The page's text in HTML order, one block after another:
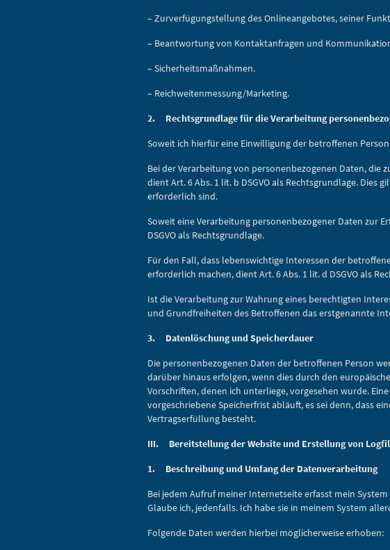
– Zurverfügungstellung des Onlineangebotes, seiner
– Beantwortung von Kontaktanfragen und
– Sicherheitsmaßnahmen.
– Reichweitenmessung/Marketing.
2. Rechtsgrundlage für die Verarbeitung
Soweit ich hierfür eine Einwilligung der betroffenen
Bei der Verarbeitung von personenbezogenen Daten, die
dient Art. 6 Abs. 1 lit. b DSGVO als Rechtsgrundlage.
erforderlich sind.
Soweit eine Verarbeitung personenbezogener Daten zur
DSGVO als Rechtsgrundlage.
Für den Fall, dass lebenswichtige Interessen der
erforderlich machen, dient Art. 6 Abs. 1 lit. d DSGVO als
Ist die Verarbeitung zur Wahrung eines berechtigten
und Grundfreiheiten des Betroffenen das erstgenannte
3. Datenlöschung und Speicherdauer
Die personenbezogenen Daten der betroffenen Person
darüber hinaus erfolgen, wenn dies durch den
Vorschriften, denen ich unterliege, vorgesehen wurde.
vorgeschriebene Speicherfrist abläuft, es sei denn, dass
Vertragserfüllung besteht.
III. Bereitstellung der Website und Erstellung von
1. Beschreibung und Umfang der Datenverarbeitung
Bei jedem Aufruf meiner Internetseite erfasst mein
Glaube ich, jedenfalls. Ich habe sie in meinem System
Folgende Daten werden hierbei möglicherweise erhoben: